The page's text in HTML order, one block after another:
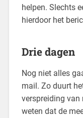
helpen. Slechts
hierdoor het
Drie dagen
Nog niet alles
mail. Zo duurt
verspreiding van
weten dat de